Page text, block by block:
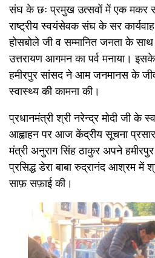
संघ के छः प्रमुख उत्सवों में एक मकर
राष्ट्रीय स्वयंसेवक संघ के सर
होसबोले जी व सम्मानित जनता के
उत्तरायण आगमन का पर्व मनाया।
हमीरपुर सांसद ने आम जनमानस के
स्वास्थ्य की कामना की।
प्रधानमंत्री श्री नरेन्द्र मोदी जी के
आह्वाहन पर आज केंद्रीय सूचना
मंत्री अनुराग सिंह ठाकुर अपने
प्रसिद्ध डेरा बाबा रुद्रानंद आश्रम में
साफ़ सफ़ाई की।